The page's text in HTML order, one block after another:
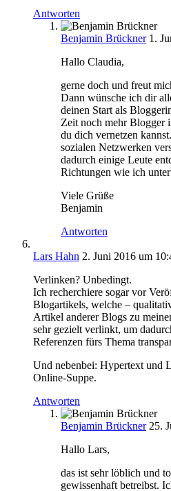
Antworten
Benjamin Brückner 1.
Hallo Claudia,
gerne doch und freut
Dann wünsche ich dir
deinen Start als
Zeit noch mehr Blogger
du dich vernetzen
sozialen Netzwerken
dadurch einige Leute
Richtungen wie ich
Viele Grüße
Benjamin
Antworten
Lars Hahn 2. Juni 2016 um
Verlinken? Unbedingt.
Ich recherchiere sogar vor
Blogartikels, welche –
Artikel anderer Blogs zu
sehr gezielt verlinkt, um
Referenzen fürs Thema
Und nebenbei: Hypertext und
Online-Suppe.
Antworten
Benjamin Brückner 25.
Hallo Lars,
das ist sehr löblich und
gewissenhaft betreibst.